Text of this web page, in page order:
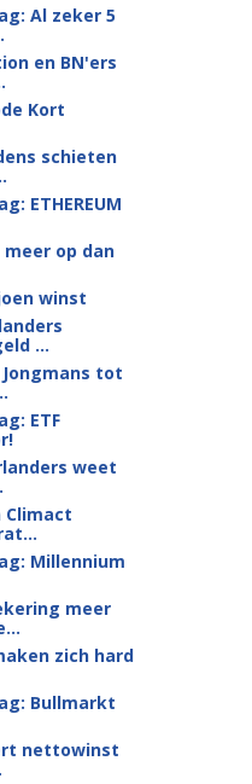
Al zeker 5
en BN'ers
Kort
schieten
ETHEREUM
op dan
winst
...
tot
ETF
weet
Climact
Millennium
meer
zich hard
Bullmarkt
nettowinst